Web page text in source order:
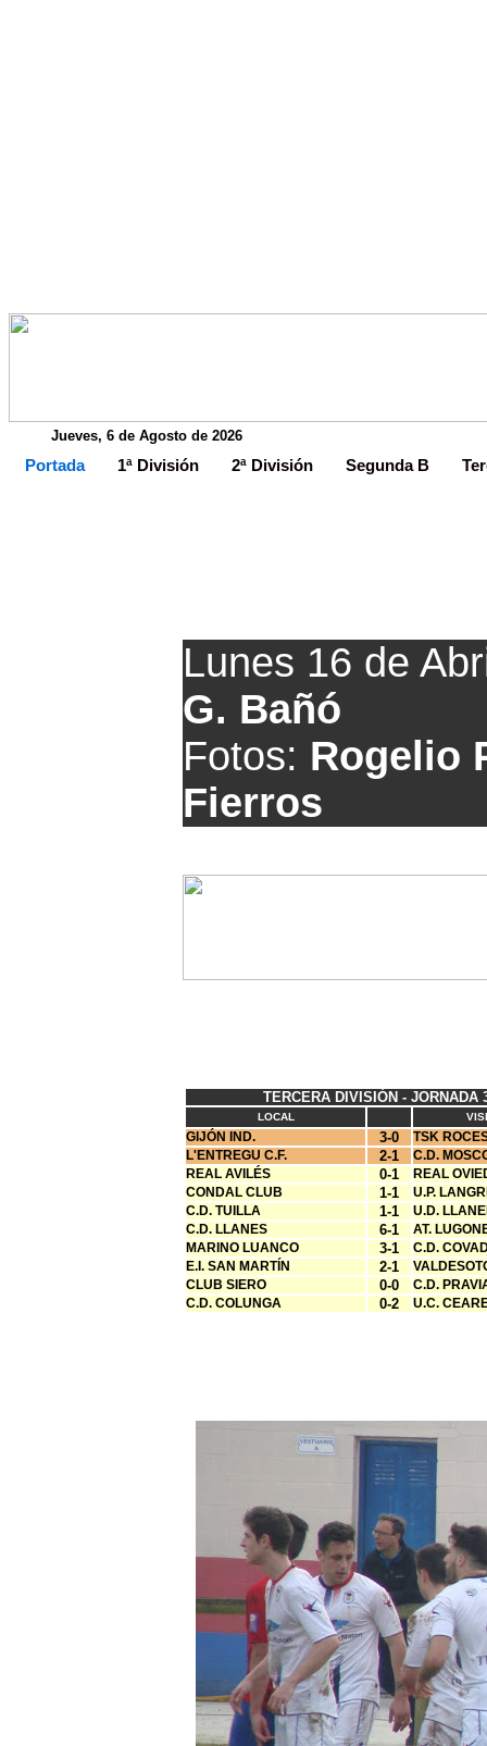
Jueves, 6 de Agosto de 2026
Portada 1ª División 2ª División Segunda B
Lunes 16 de
G. Bañó
Fotos: Rogelio
Fierros
TERCERA DIVISIÓN - JORNADA
LOCAL
GIJÓN IND. 3-0
TSK
L'ENTREGU C.F.
2-1
C.D.
REAL AVILÉS
0-1
REAL
CONDAL CLUB
1-1
U.P.
C.D. TUILLA
1-1
U.D.
C.D. LLANES
6-1
AT.
MARINO LUANCO
3-1
C.D.
E.I. SAN MARTÍN
2-1
CLUB SIERO
0-0
C.D.
C.D. COLUNGA
0-2 U.C.